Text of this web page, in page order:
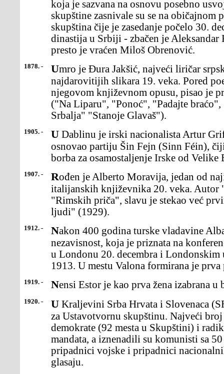
koja je sazvana na osnovu posebno
skupštine zasnivale su se na običajnom
skupština čije je zasedanje počelo 30.
dinastija u Srbiji - zbačen je Aleksandar
presto je vraćen Miloš Obrenović.
1878. - Umro je Đura Jakšić, najveći liričar srpskog romantizma i jedan od
najdarovitijih slikara 19. veka. Pored
njegovom književnom opusu, pisao je
("Na Liparu", "Ponoć", "Padajte braćo",
Srbalja" "Stanoje Glavaš").
1905. - U Dablinu je irski nacionalista Artur Grifit (Arthur Griffith)
osnovao partiju Šin Fejn (Sinn Féin),
borba za osamostaljenje Irske od Velike
1907. - Rođen je Alberto Moravija, jedan od najistaknutijih i najplodnijih
italijanskih književnika 20. veka. Autor
"Rimskih priča", slavu je stekao već
ljudi" (1929).
1912. - Nakon 400 godina turske vladavine Albanija je proglasila
nezavisnost, koja je priznata na
u Londonu 20. decembra i
1913. U mestu Valona formirana je
1919. - Nensi Estor je kao prva žena izabrana
1920. - U Kraljevini Srba Hrvata i Slovenaca (SHS) su održani prvi izbori
za Ustavotvornu skupštinu. Najveći
demokrate (92 mesta u Skupštini) i
mandata, a iznenadili su komunisti sa
pripadnici vojske i pripadnici
glasaju.